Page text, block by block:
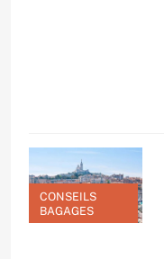
CONSEILS
BAGAGES